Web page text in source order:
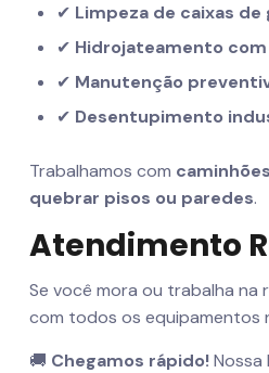
✔ Limpeza de caixas de
✔ Hidrojateamento
✔ Manutenção
✔ Desentupimento
Trabalhamos com
quebrar pisos ou paredes.
Atendimento
Se você mora ou trabalha na
com todos os equipamentos
🚚 Chegamos rápido!Nossa